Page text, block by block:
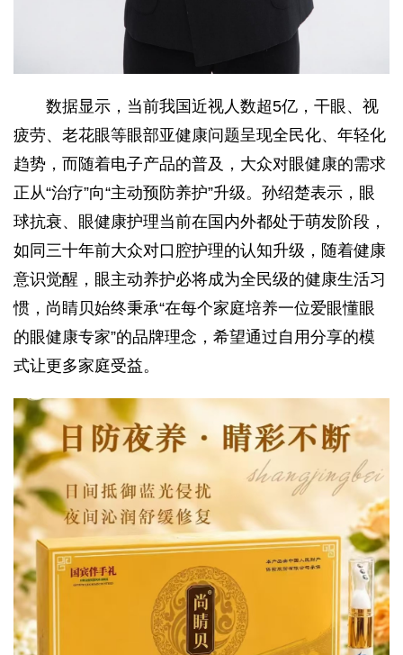
数据显示，当前我国近视人数超5亿，干眼、视
疲劳、老花眼等眼部亚健康问题呈现全民化、年轻化
趋势，而随着电子产品的普及，大众对眼健康的需求
正从“治疗”向“主动预防养护”升级。孙绍楚表示，眼
球抗衰、眼健康护理当前在国内外都处于萌发阶段，
如同三十年前大众对口腔护理的认知升级，随着健康
意识觉醒，眼主动养护必将成为全民级的健康生活习
惯，尚睛贝始终秉承“在每个家庭培养一位爱眼懂眼
的眼健康专家”的品牌理念，希望通过自用分享的模
式让更多家庭受益。